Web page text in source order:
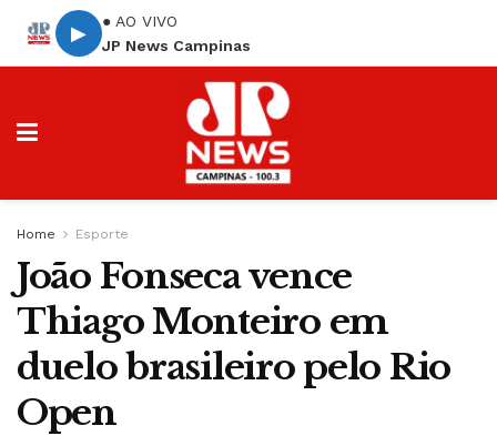
▶
● AO VIVO
JP News Campinas
Home Esporte
João Fonseca vence
Thiago Monteiro em
duelo brasileiro pelo Rio
Open